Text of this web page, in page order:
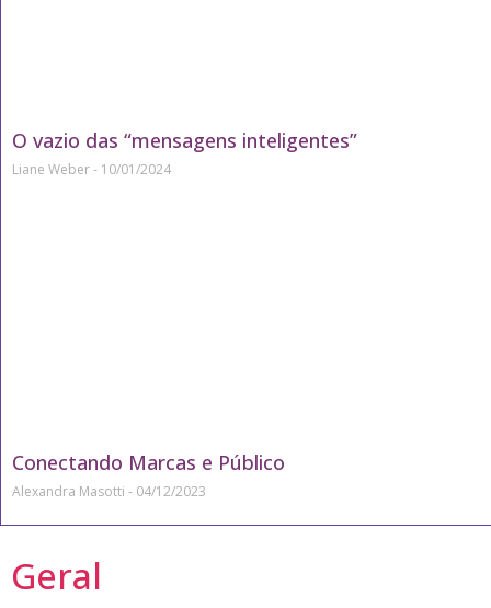
O vazio das “mensagens inteligentes”
Liane Weber 10/01/2024
Conectando Marcas e Público
Alexandra Masotti 04/12/2023
Geral